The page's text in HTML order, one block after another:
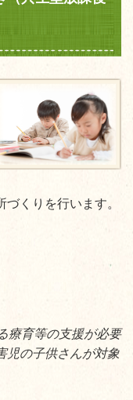
くりを行います。
療育等の支援が必要
児の子供さんが対象